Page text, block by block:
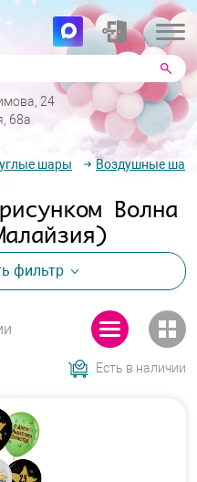
24
68а
шары Воздушные
Волна
фильтр
Есть в наличии